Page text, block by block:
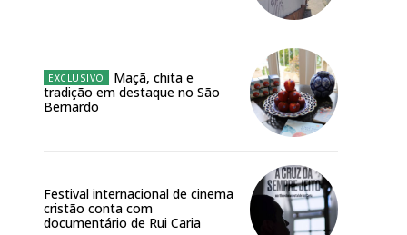
Maçã, chita e
tradição em destaque no São
Bernardo
Festival internacional de cinema
cristão conta com
documentário de Rui Caria